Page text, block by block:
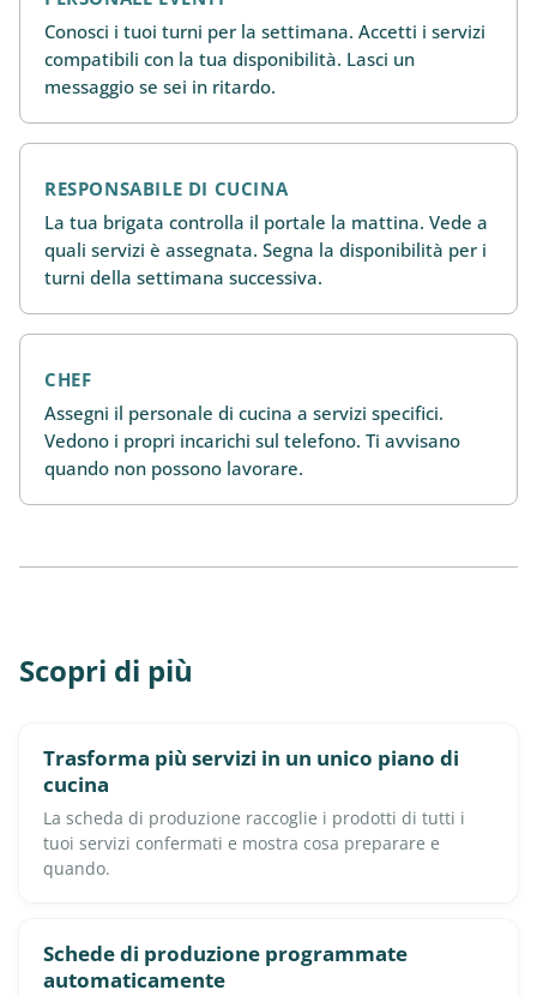
Conosci i tuoi turni per la settimana. Accetti i servizi
compatibili con la tua disponibilità. Lasci un
messaggio se sei in ritardo.
RESPONSABILE DI CUCINA
La tua brigata controlla il portale la mattina. Vede a
quali servizi è assegnata. Segna la disponibilità per i
turni della settimana successiva.
CHEF
Assegni il personale di cucina a servizi specifici.
Vedono i propri incarichi sul telefono. Ti avvisano
quando non possono lavorare.
Scopri di più
Trasforma più servizi in un unico piano di
cucina
La scheda di produzione raccoglie i prodotti di tutti i
tuoi servizi confermati e mostra cosa preparare e
quando.
Schede di produzione programmate
automaticamente